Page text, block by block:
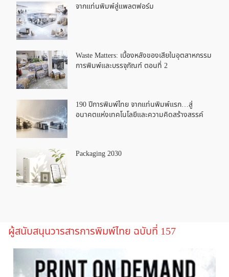
จากแท่นพิมพ์สู่แพลตฟอร์ม
Waste Matters: เบื้องหลังของเสียในอุตสาหกรรม
การพิมพ์และบรรจุภัณฑ์ ตอนที่ 2
190 ปีการพิมพ์ไทย จากแท่นพิมพ์แรก…สู่
อนาคตแห่งเทคโนโลยีและความคิดสร้างสรรค์
Packaging 2030
ผู้สนับสนุนวารสารการพิมพ์ไทย ฉบับที่ 157